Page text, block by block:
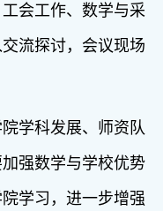
会工作、数学与采
流探讨，会议现场
学科发展、师资队
强数学与学校优势
学习，进一步增强